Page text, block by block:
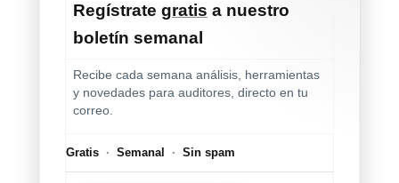
Regístrate gratis a nuestro
boletín semanal
Recibe cada semana análisis, herramientas
y novedades para auditores, directo en tu
correo.
Gratis · Semanal · Sin spam